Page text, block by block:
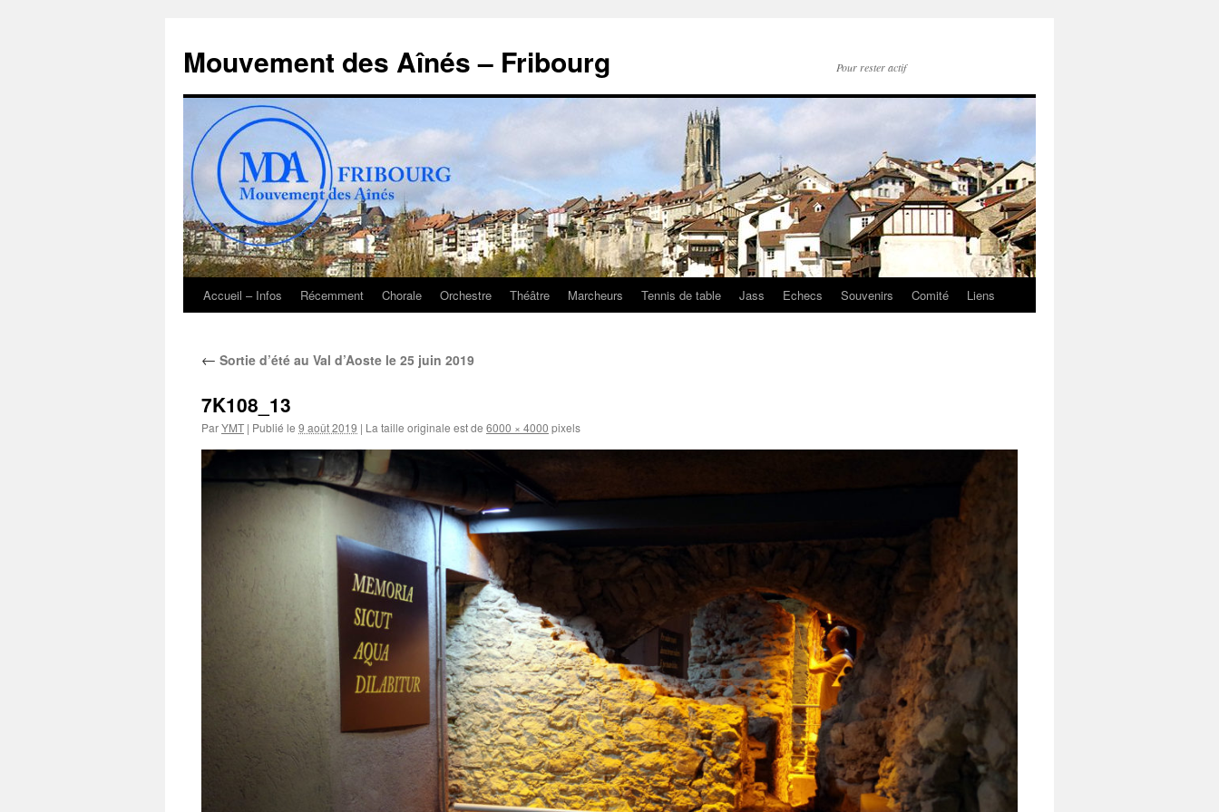
contenu
Mouvement des Aînés – Fribourg Pour rester actif
Accueil – Infos Récemment Chorale Orchestre Théâtre Marcheurs Tennis de table Jass Echecs Souvenirs Comité Liens
← Sortie d’été au Val d’Aoste le 25 juin 2019
7K108_13
ParYMT | Publié le 9 août 2019 | La taille originale est de 6000 × 4000 pixels